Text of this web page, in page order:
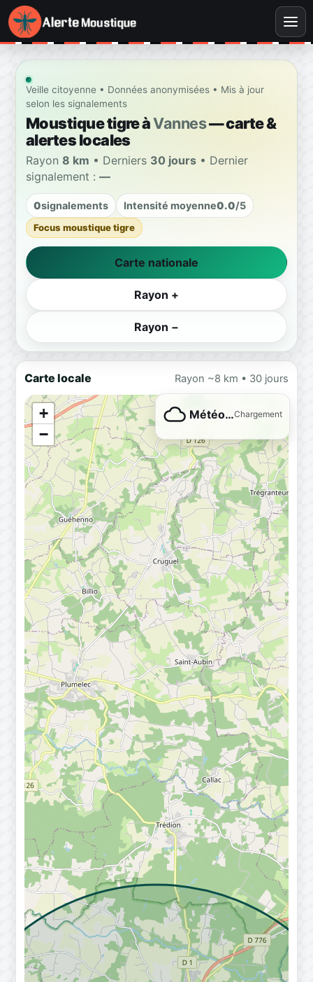
Veille citoyenne • Données anonymisées • Mis à jour
selon les signalements
Moustique tigre àVannes— carte &
alertes locales
Rayon 8 km • Derniers 30 jours • Dernier
signalement : —
0signalements Intensité moyenne0.0/5
Focus moustique tigre
Carte nationale
Rayon +
Rayon −
Carte locale Rayon ~8 km • 30 jours
+
−
Météo…Chargement